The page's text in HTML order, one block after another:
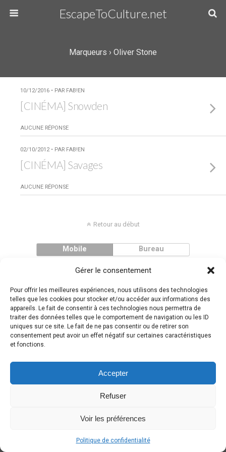
Gérer le consentement
Pour offrir les meilleures expériences, nous utilisons des technologies
telles que les cookies pour stocker et/ou accéder aux informations des
appareils. Le fait de consentir à ces technologies nous permettra de
traiter des données telles que le comportement de navigation ou les ID
uniques sur ce site. Le fait de ne pas consentir ou de retirer son
consentement peut avoir un effet négatif sur certaines caractéristiques
et fonctions.
Accepter
Refuser
Voir les préférences
Politique de confidentialité
EscapeToCulture.net
Marqueurs › Oliver Stone
10/12/2016 • PAR FAB!EN
[CINÉMA] Snowden
AUCUNE RÉPONSE
02/10/2012 • PAR FAB!EN
[CINÉMA] Savages
AUCUNE RÉPONSE
Retour au début
Mobile Bureau